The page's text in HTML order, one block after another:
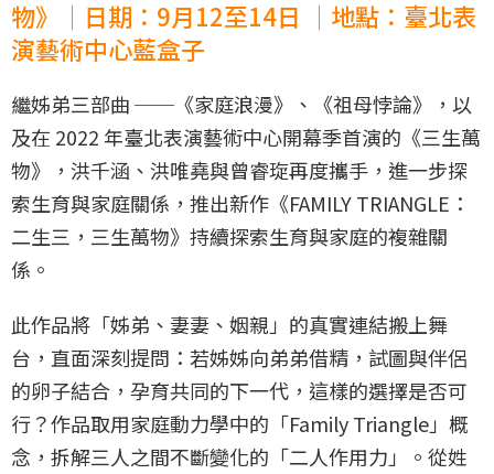
物》｜日期：9月12至14日 ｜地點：臺北表
演藝術中心藍盒子
繼姊弟三部曲 ──《家庭浪漫》、《祖母悖論》，以
及在 2022 年臺北表演藝術中心開幕季首演的《三生萬
物》，洪千涵、洪唯堯與曾睿琁再度攜手，進一步探
索生育與家庭關係，推出新作《FAMILY TRIANGLE：
二生三，三生萬物》持續探索生育與家庭的複雜關
係。
此作品將「姊弟、妻妻、姻親」的真實連結搬上舞
台，直面深刻提問：若姊姊向弟弟借精，試圖與伴侶
的卵子結合，孕育共同的下一代，這樣的選擇是否可
行？作品取用家庭動力學中的「Family Triangle」概
念，拆解三人之間不斷變化的「二人作用力」。從姓